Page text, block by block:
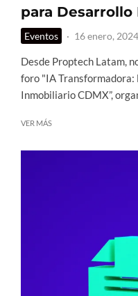
para
Eventos · 16 enero, 2024
Desde Proptech Latam,
foro "IA Transformadora:
Inmobiliario CDMX”,
VER MÁS